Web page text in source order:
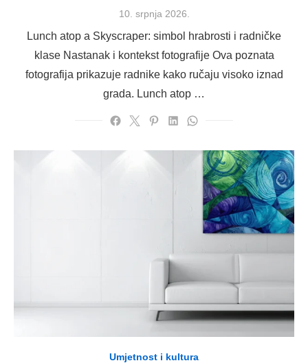
Posted
10. srpnja 2026.
Lunch atop a Skyscraper: simbol hrabrosti i radničke
klase Nastanak i kontekst fotografije Ova poznata
fotografija prikazuje radnike kako ručaju visoko iznad
grada. Lunch atop …
Umjetnost i kultura